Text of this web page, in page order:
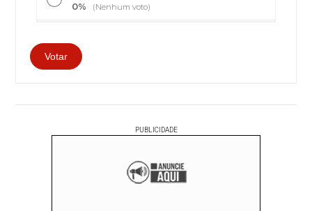
0% (Nenhum voto)
PUBLICIDADE